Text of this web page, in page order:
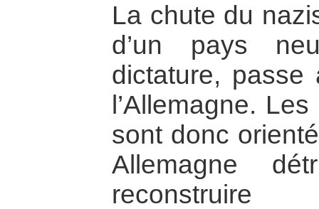
La chute du
d’un pays
dictature,
l’Allemagne.
sont donc
Allemagne